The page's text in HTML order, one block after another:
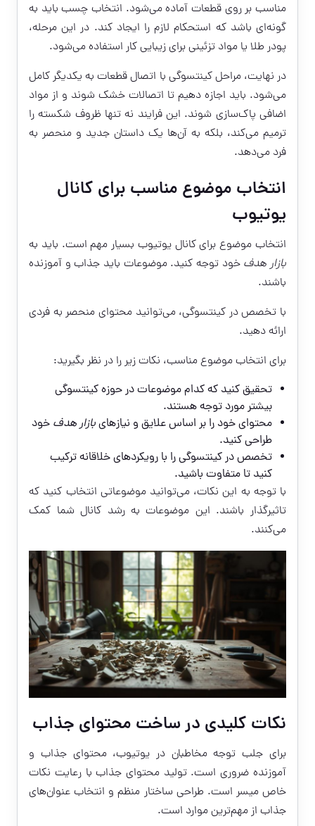
مناسب بر روی قطعات آماده می‌شود. انتخاب چسب باید به
گونه‌ای باشد که استحکام لازم را ایجاد کند. در این مرحله،
پودر طلا یا مواد تزئینی برای زیبایی کار استفاده می‌شود.
در نهایت، مراحل کینتسوگی با اتصال قطعات به یکدیگر کامل
می‌شود. باید اجازه دهیم تا اتصالات خشک شوند و از مواد
اضافی پاک‌سازی شوند. این فرایند نه تنها ظروف شکسته را
ترمیم می‌کند، بلکه به آن‌ها یک داستان جدید و منحصر به
فرد می‌دهد.
انتخاب موضوع مناسب برای کانال
یوتیوب
انتخاب موضوع برای کانال یوتیوب بسیار مهم است. باید به
بازار هدف خود توجه کنید. موضوعات باید جذاب و آموزنده
باشند.
با تخصص در کینتسوگی، می‌توانید محتوای منحصر به فردی
ارائه دهید.
برای انتخاب موضوع مناسب، نکات زیر را در نظر بگیرید:
تحقیق کنید که کدام موضوعات در حوزه کینتسوگی
بیشتر مورد توجه هستند.
محتوای خود را بر اساس علایق و نیازهایبازار هدف خود
طراحی کنید.
تخصص در کینتسوگی را با رویکردهای خلاقانه ترکیب
کنید تا متفاوت باشید.
با توجه به این نکات، می‌توانید موضوعاتی انتخاب کنید که
تاثیرگذار باشند. این موضوعات به رشد کانال شما کمک
می‌کنند.
نکات کلیدی در ساخت محتوای جذاب
برای جلب توجه مخاطبان در یوتیوب، محتوای جذاب و
آموزنده ضروری است. تولید محتوای جذاب با رعایت نکات
خاص میسر است. طراحی ساختار منظم و انتخاب عنوان‌های
جذاب از مهم‌ترین موارد است.